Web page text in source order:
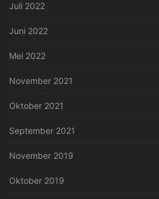
Juli 2022
Juni 2022
Mei 2022
November 2021
Oktober 2021
September 2021
November 2019
Oktober 2019